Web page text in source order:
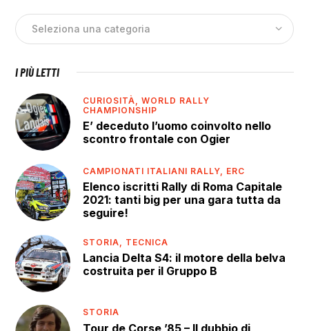
I PIÙ LETTI
CURIOSITÀ,WORLD RALLY
CHAMPIONSHIP
E’ deceduto l’uomo coinvolto nello
scontro frontale con Ogier
CAMPIONATI ITALIANI RALLY, ERC
Elenco iscritti Rally di Roma Capitale
2021: tanti big per una gara tutta da
seguire!
STORIA, TECNICA
Lancia Delta S4: il motore della belva
costruita per il Gruppo B
STORIA
Tour de Corse ’85 – Il dubbio di